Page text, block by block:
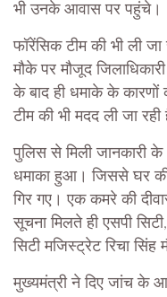
भी उनके आवास पर पहुंचे।
फॉरेंसिक टीम की भी ली जा
मौके पर मौजूद
के बाद ही धमाके के कारणों
टीम की भी मदद ली जा रही
पुलिस से मिली जानकारी
धमाका हुआ। जिससे घर
गिर गए। एक कमरे की
सूचना मिलते ही एसपी
सिटी मजिस्ट्रेट रिचा सिंह
मुख्यमंत्री ने दिए जांच के